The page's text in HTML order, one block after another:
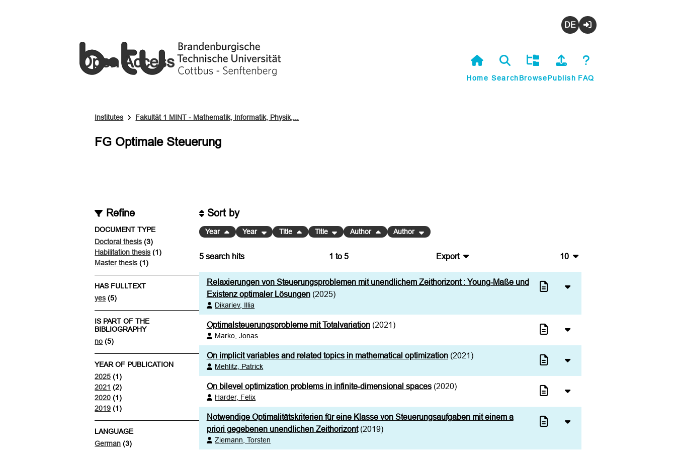
Open Access
HomeSearchBrowsePublish FAQ
Institutes Fakultät 1 MINT - Mathematik, Informatik, Physik,...
FG Optimale Steuerung
Refine
DOCUMENT TYPE
Doctoral thesis (3)
Habilitation thesis (1)
Master thesis (1)
HAS FULLTEXT
yes (5)
IS PART OF THE
BIBLIOGRAPHY
no (5)
YEAR OF PUBLICATION
2025 (1)
2021 (2)
2020 (1)
2019 (1)
LANGUAGE
German (3)
5search hits 1 to 5
Export
BibTeX
RIS
10
10
50
100
Sort by
Year Year Title Title Author Author
Relaxierungen von Steuerungsproblemen mit unendlichem Zeithorizont : Young-Maße und
Existenz optimaler Lösungen(2025)
Dikariev, Illia
Optimalsteuerungsprobleme mit Totalvariation(2021)
Marko, Jonas
On implicit variables and related topics in mathematical optimization(2021)
Mehlitz, Patrick
On bilevel optimization problems in infinite-dimensional spaces(2020)
Harder, Felix
Notwendige Optimalitätskriterien für eine Klasse von Steuerungsaufgaben mit einem a
priori gegebenen unendlichen Zeithorizont(2019)
Ziemann, Torsten